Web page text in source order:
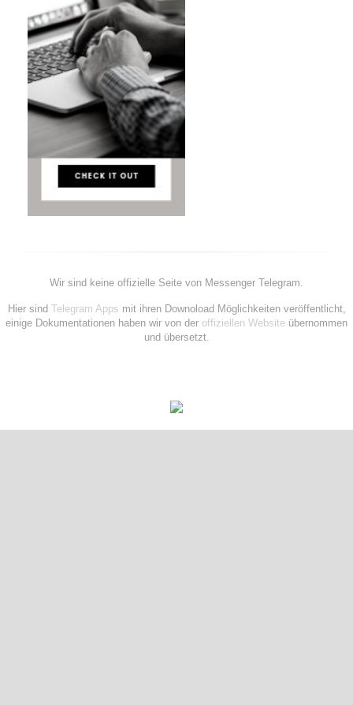
Wir sind keine offizielle Seite von Messenger Telegram.
Hier sind Telegram Apps mit ihren Downoload Möglichkeiten veröffentlicht,
einige Dokumentationen haben wir von der offiziellen Website übernommen
und übersetzt.